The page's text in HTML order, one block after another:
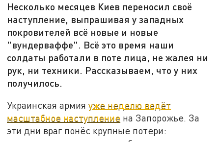
Несколько месяцев Киев переносил своё
наступление, выпрашивая у западных
покровителей всё новые и новые
"вундерваффе". Всё это время наши
солдаты работали в поте лица, не жалея ни
рук, ни техники. Рассказываем, что у них
получилось.
Украинская армияуже неделю ведёт
масштабное наступление на Запорожье. За
эти дни враг понёс крупные потери: